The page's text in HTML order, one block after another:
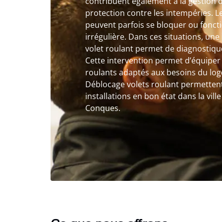
protection contre les intempéries.
peuvent parfois se bloquer ou
irrégulière. Dans ces situations,
volet roulant permet de
Cette intervention permet
roulants adaptés aux besoins du
Déblocage volets roulant
installations en bon état dans la
Conques.